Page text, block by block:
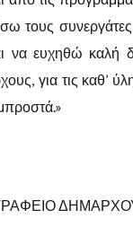
τους
να ευχηθώ καλή
για τις καθ’